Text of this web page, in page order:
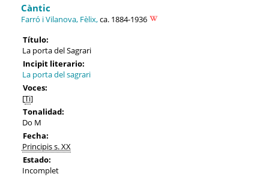
Càntic
Farró i Vilanova, Fèlix,ca. 1884-1936
Título:
La porta del Sagrari
Incipit literario:
La porta del sagrari
Voces:
[Ti]
Tonalidad:
Do M
Fecha:
Principis s. XX
Estado:
Incomplet